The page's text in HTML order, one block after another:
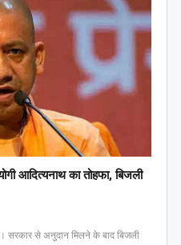
आद‍ित्‍यनाथ का तोहफा, ब‍िजली
सरकार से अनुदान मिलने के बाद बिजली